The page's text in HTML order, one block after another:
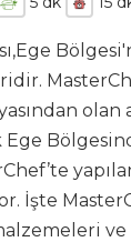
Ege
olan
Ege
İşte